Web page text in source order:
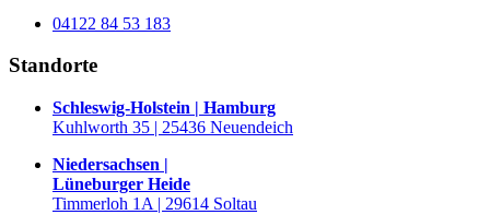
04122 84 53 183
Standorte
Schleswig-Holstein | Hamburg
Kuhlworth 35 | 25436 Neuendeich
Niedersachsen |
Lüneburger Heide
Timmerloh 1A | 29614 Soltau